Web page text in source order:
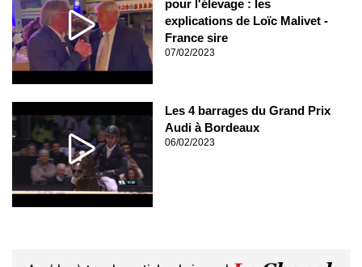
pour l'élevage : les
explications de Loïc Malivet -
France sire
07/02/2023
Les 4 barrages du Grand Prix
Audi à Bordeaux
06/02/2023